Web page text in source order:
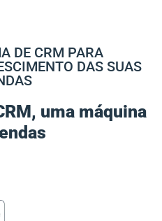
DE CRM PARA
DAS SUAS
uma máquina